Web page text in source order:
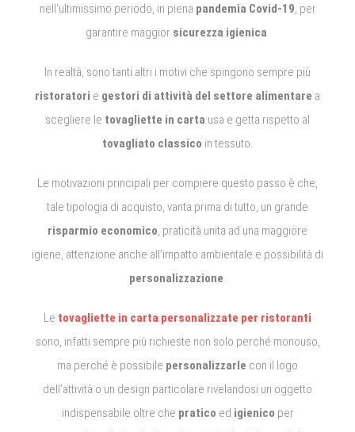
nell’ultimissimo periodo, in piena pandemia Covid-19 , per
garantire maggior sicurezza igienica
In realtà, sono tanti altri i motivi che spingono sempre più
ristoratori e gestori di attività del settore alimentare a
scegliere le tovagliette in carta usa e getta rispetto al
tovagliato classico in tessuto.
Le motivazioni principali per compiere questo passo è che,
tale tipologia di acquisto, vanta prima di tutto, un grande
risparmio economico , praticità unita ad una maggiore
igiene, attenzione anche all’impatto ambientale e possibilità di
personalizzazione
Le tovagliette in carta personalizzate per ristoranti
sono, infatti sempre più richieste non solo perché monouso,
ma perché è possibile personalizzarle con il logo
dell’attività o un design particolare rivelandosi un oggetto
indispensabile oltre che pratico ed igienico per